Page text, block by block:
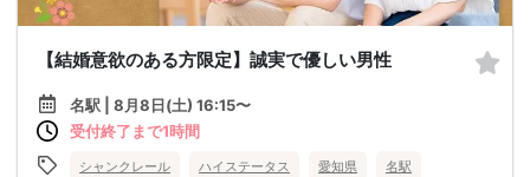
【結婚意欲のある方限定】誠実で優しい男性
名駅 | 8月8日(土) 16:15〜
受付終了まで1時間
シャンクレール ハイステータス 愛知県 名駅